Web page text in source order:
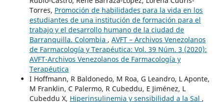
Torres, Promoción de habilidades para la vida en los
estudiantes de una institución de formación para el
trabajo y el desarrollo humano de la ciudad de
Barranquilla. Colombia , AVFT – Archivos Venezolanos
de Farmacología y Terapéutica: Vol. 39 Núm. 3 (2020):
AVFT-Archivos Venezolanos de Farmacología y
Terapéutica
I Hoffmann, R Baldonedo, M Roa, G Leandro, L Aponte,
M Franklin, C Palermo, R Cubeddu, E Jiménez, L
Cubeddu X, Hiperinsulinemia y sensibilidad a la Sal ,